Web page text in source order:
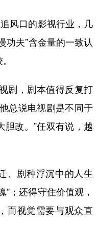
风口的影视行业，几
功夫”含金量的一致认
，剧本值得反复打
总说电视剧是不同于
胆改。”任双有说，越
剧种浮沉中的人生
”；还得守住价值观，
而视觉需要与观众直